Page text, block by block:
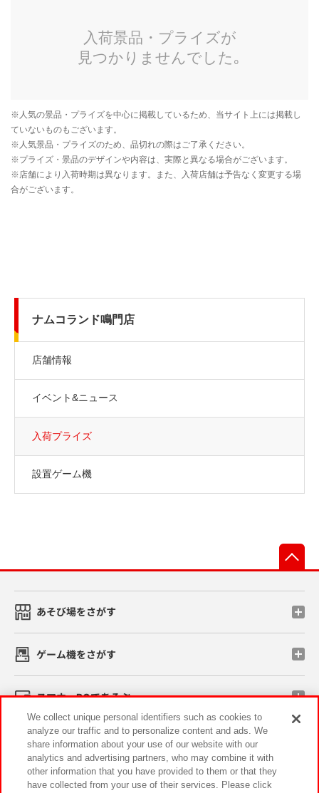
ナムコランド鳴門店
店舗情報
イベント&ニュース
入荷プライズ
設置ゲーム機
あそび場をさがす
ゲーム機をさがす
スマホ・PCであそぶ
イベント・キャンペーン
We collect unique personal identifiers such as cookies to
analyze our traffic and to personalize content and ads. We
share information about your use of our website with our
analytics and advertising partners, who may combine it with
other information that you have provided to them or that they
have collected from your use of their services. Please click